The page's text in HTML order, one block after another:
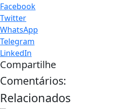
Facebook
Twitter
WhatsApp
Telegram
LinkedIn
Compartilhe
Comentários:
Relacionados